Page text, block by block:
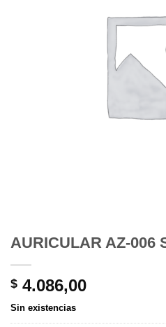
AURICULAR AZ-006
$ 4.086,00
Sin existencias